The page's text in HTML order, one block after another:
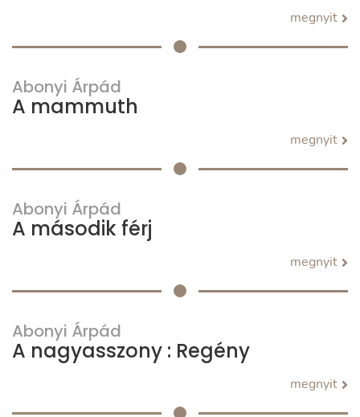
megnyit
Abonyi Árpád
A mammuth
megnyit
Abonyi Árpád
A második férj
megnyit
Abonyi Árpád
A nagyasszony : Regény
megnyit